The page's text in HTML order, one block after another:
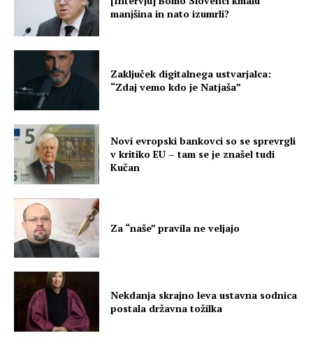
manjšina in nato izumrli?
Zaključek digitalnega ustvarjalca:
“Zdaj vemo kdo je Natjaša”
Novi evropski bankovci so se sprevrgli
v kritiko EU – tam se je znašel tudi
Kučan
Za “naše” pravila ne veljajo
Nekdanja skrajno leva ustavna sodnica
postala državna tožilka